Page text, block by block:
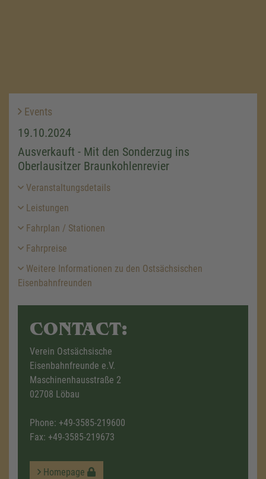
Events
19.10.2024
Ausverkauft - Mit den Sonderzug ins
Oberlausitzer Braunkohlenrevier
Veranstaltungsdetails
Leistungen
Fahrplan / Stationen
Fahrpreise
Weitere Informationen zu den Ostsächsischen
Eisenbahnfreunden
CONTACT:
Verein Ostsächsische
Eisenbahnfreunde e.V.
Maschinenhausstraße 2
02708 Löbau
Phone: +49-3585-219600
Fax: +49-3585-219673
Homepage